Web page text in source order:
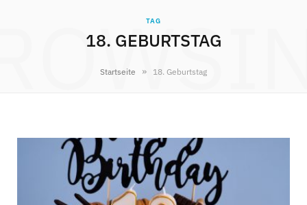
g
TAG
18. GEBURTSTAG
Startseite » 18. Geburtstag